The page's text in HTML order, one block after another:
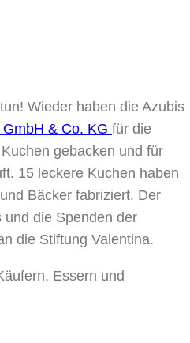
Wieder haben die Azubis
& Co. KG für die
gebacken und für
15 leckere Kuchen haben
Bäcker fabriziert. Der
und die Spenden der
die Stiftung Valentina.
Essern und